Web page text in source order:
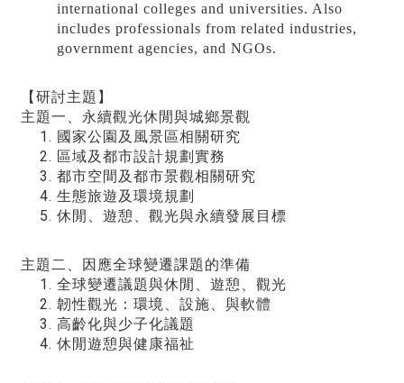
international colleges and universities. Also
includes professionals from related industries,
government agencies, and NGOs.
【研討主題】
主題一、永續觀光休閒與城鄉景觀
國家公園及風景區相關研究
區域及都市設計規劃實務
都市空間及都市景觀相關研究
生態旅遊及環境規劃
休閒、遊憩、觀光與永續發展目標
主題二、因應全球變遷課題的準備
全球變遷議題與休閒、遊憩、觀光
韌性觀光：環境、設施、與軟體
高齡化與少子化議題
休閒遊憩與健康福祉